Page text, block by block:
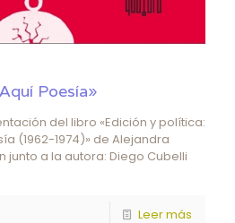
Poesía»
del libro «Edición y política:
(1962-1974)» de Alejandra
junto a la autora: Diego Cubelli
Leer más